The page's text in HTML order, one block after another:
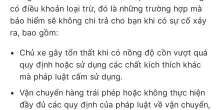
có điều khoản loại trừ, đó là những trường hợp mà
bảo hiểm sẽ không chi trả cho bạn khi có sự cố xảy
ra, bao gồm:
Chủ xe gây tổn thất khi có nồng độ cồn vượt quá
quy định hoặc sử dụng các chất kích thích khác
mà pháp luật cấm sử dụng.
Vận chuyển hàng trái phép hoặc không thực hiện
đầy đủ các quy định của pháp luật về vận chuyển,